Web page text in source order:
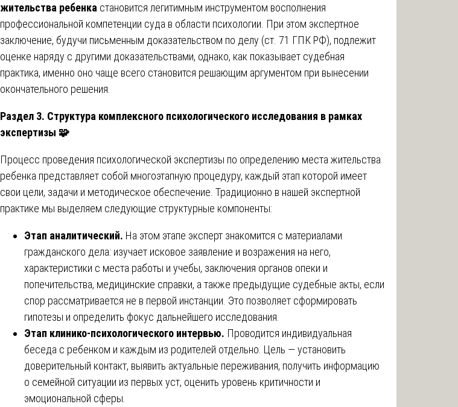
жительства ребенка становится легитимным инструментом восполнения
профессиональной компетенции суда в области психологии. При этом экспертное
заключение, будучи письменным доказательством по делу (ст. 71 ГПК РФ), подлежит
оценке наряду с другими доказательствами, однако, как показывает судебная
практика, именно оно чаще всего становится решающим аргументом при вынесении
окончательного решения.
Раздел 3. Структура комплексного психологического исследования в рамках
экспертизы 🧩
Процесс проведения психологической экспертизы по определению места жительства
ребенка представляет собой многоэтапную процедуру, каждый этап которой имеет
свои цели, задачи и методическое обеспечение. Традиционно в нашей экспертной
практике мы выделяем следующие структурные компоненты:
Этап аналитический. На этом этапе эксперт знакомится с материалами
гражданского дела: изучает исковое заявление и возражения на него,
характеристики с места работы и учебы, заключения органов опеки и
попечительства, медицинские справки, а также предыдущие судебные акты, если
спор рассматривается не в первой инстанции. Это позволяет сформировать
гипотезы и определить фокус дальнейшего исследования.
Этап клинико-психологического интервью. Проводится индивидуальная
беседа с ребенком и каждым из родителей отдельно. Цель — установить
доверительный контакт, выявить актуальные переживания, получить информацию
о семейной ситуации из первых уст, оценить уровень критичности и
эмоциональной сферы.